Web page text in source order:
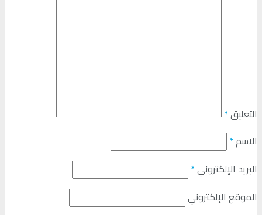
التعليق*
الاسم*
البريد الإلكتروني*
الموقع الإلكتروني